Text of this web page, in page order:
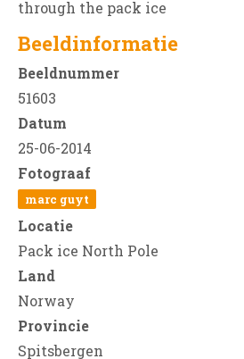
through the pack ice
Beeldinformatie
Beeldnummer
51603
Datum
25-06-2014
Fotograaf
marc guyt
Locatie
Pack ice North Pole
Land
Norway
Provincie
Spitsbergen